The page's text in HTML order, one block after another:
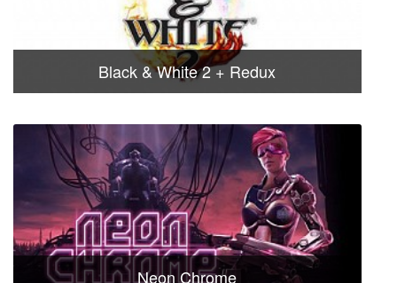
Black & White 2 + Redux
Neon Chrome